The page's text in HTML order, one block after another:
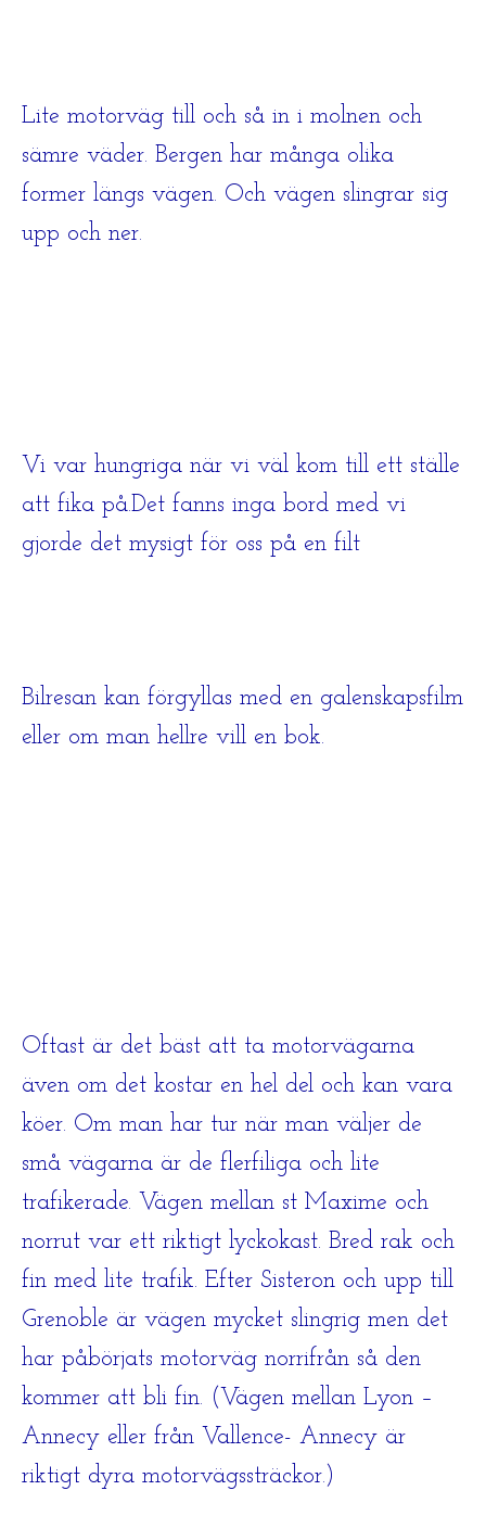
Lite motorväg till och så in i molnen och
sämre väder. Bergen har många olika
former längs vägen. Och vägen slingrar sig
upp och ner.
Vi var hungriga när vi väl kom till ett ställe
att fika på.Det fanns inga bord med vi
gjorde det mysigt för oss på en filt
Bilresan kan förgyllas med en galenskapsfilm
eller om man hellre vill en bok.
Oftast är det bäst att ta motorvägarna
även om det kostar en hel del och kan vara
köer. Om man har tur när man väljer de
små vägarna är de flerfiliga och lite
trafikerade. Vägen mellan st Maxime och
norrut var ett riktigt lyckokast. Bred rak och
fin med lite trafik. Efter Sisteron och upp till
Grenoble är vägen mycket slingrig men det
har påbörjats motorväg norrifrån så den
kommer att bli fin. (Vägen mellan Lyon –
Annecy eller från Vallence- Annecy är
riktigt dyra motorvägssträckor.)